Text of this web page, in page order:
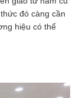
đó càng cần
hiệu có thể